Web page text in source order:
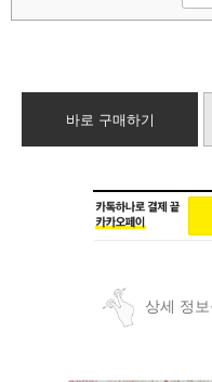
바로 구매하기
상세 정